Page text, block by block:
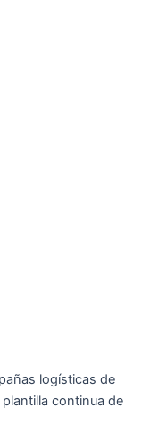
logísticas de
continua de